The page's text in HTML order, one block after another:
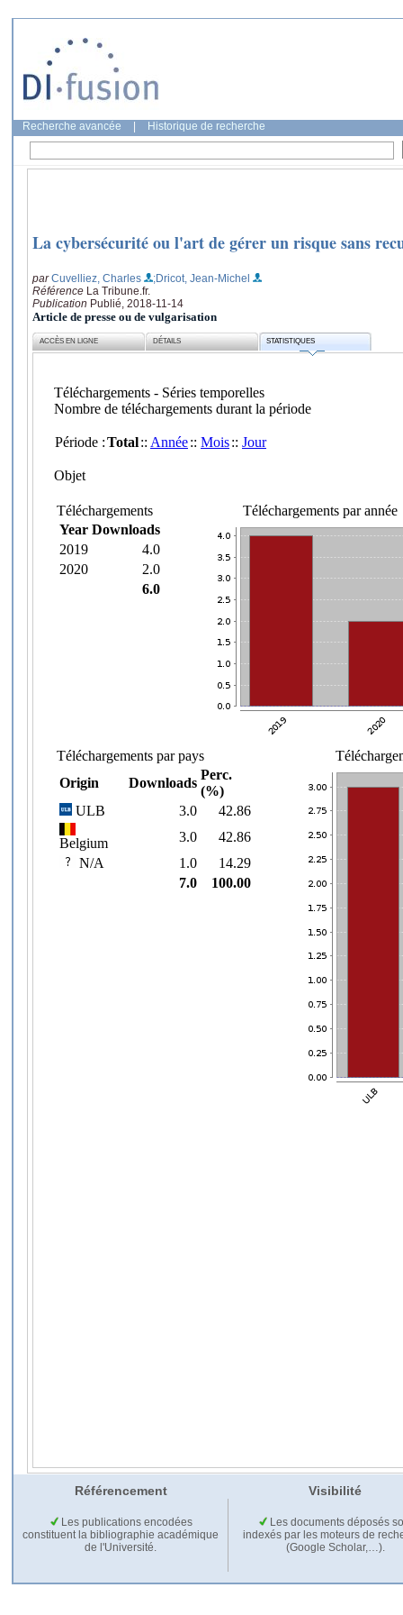
Recherche avancée Historique de recherche
La cybersécurité ou l'art de gérer un risque sans
parCuvelliez, Charles
;Dricot, Jean-Michel
Référence La Tribune.fr.
Publication Publié, 2018-11-14
Article de presse ou de vulgarisation
ACCÈS EN LIGNE DÉTAILS STATISTIQUES
Référencement Visibilité
Les publications encodées
constituent la bibliographie académique
de l'Université.
Les documents déposés
indexés par les moteurs de
(Google Scholar,…).